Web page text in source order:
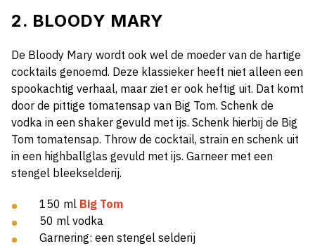
2. BLOODY MARY
De Bloody Mary wordt ook wel de moeder van de hartige
cocktails genoemd. Deze klassieker heeft niet alleen een
spookachtig verhaal, maar ziet er ook heftig uit. Dat komt
door de pittige tomatensap van Big Tom. Schenk de
vodka in een shaker gevuld met ijs. Schenk hierbij de Big
Tom tomatensap. Throw de cocktail, strain en schenk uit
in een highballglas gevuld met ijs. Garneer met een
stengel bleekselderij.
150 ml Big Tom
50 ml vodka
Garnering: een stengel selderij